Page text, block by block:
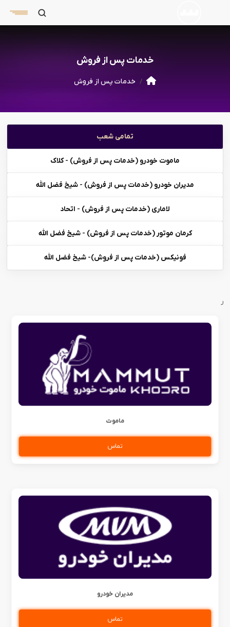
خدمات پس از فروش
خدمات پس از فروش
تمامی شعب
ماموت خودرو (خدمات پس از فروش) - کلاک
مدیران خودرو (خدمات پس از فروش) - شیخ فضل الله
لاماری (خدمات پس از فروش) - اتحاد
کرمان موتور (خدمات پس از فروش) - شیخ فضل الله
فونیکس (خدمات پس از فروش)- شیخ فضل الله
ر
ماموت
تماس
مدیران خودرو
تماس